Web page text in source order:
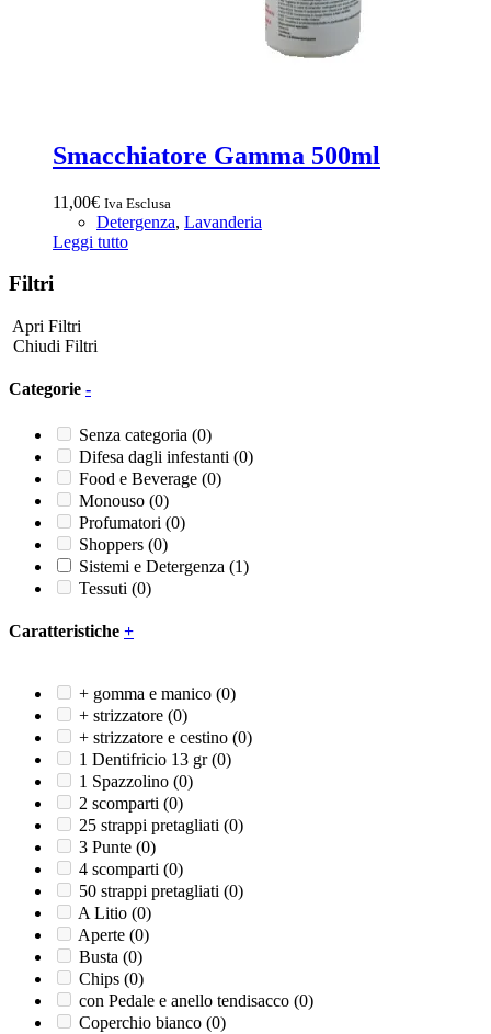
Smacchiatore Gamma 500ml
11,00€ Iva Esclusa
Detergenza, Lavanderia
Leggi tutto
Filtri
Apri Filtri
Chiudi Filtri
Categorie -
Senza categoria (0)
Difesa dagli infestanti (0)
Food e Beverage (0)
Monouso (0)
Profumatori (0)
Shoppers (0)
Sistemi e Detergenza (1)
Tessuti (0)
Caratteristiche +
+ gomma e manico (0)
+ strizzatore (0)
+ strizzatore e cestino (0)
1 Dentifricio 13 gr(0)
1 Spazzolino (0)
2 scomparti (0)
25 strappi pretagliati (0)
3 Punte (0)
4 scomparti (0)
50 strappi pretagliati (0)
A Litio (0)
Aperte (0)
Busta (0)
Chips (0)
con Pedale e anello tendisacco (0)
Coperchio bianco (0)